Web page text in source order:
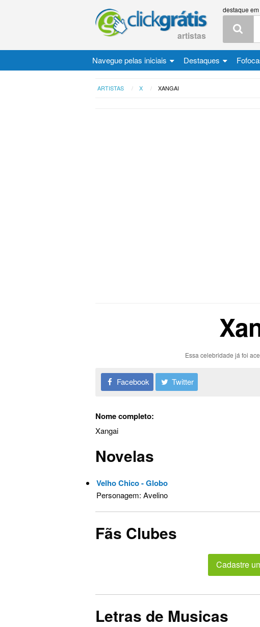
artistas
destaque
Navegue pelas iniciais Destaques
ARTISTAS X XANGAI
Essa celebridade já foi
Facebook Twitter
Nome completo:
Xangai
Novelas
Velho Chico - Globo
Personagem: Avelino
Fãs Clubes
Cadastre
Letras de Musicas